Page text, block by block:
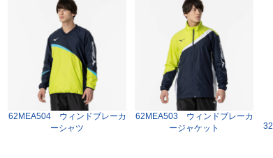
62MEA504 ウィンドブレーカ
ーシャツ
62MEA503 ウィンドブレーカ
ージャケット